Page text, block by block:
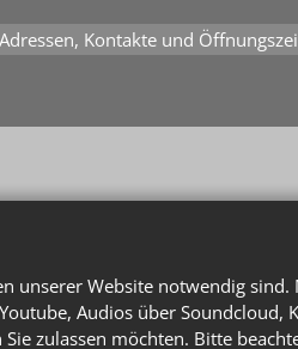
unserer Website notwendig sind.
Audios über Soundcloud,
zulassen möchten. Bitte
Adressen, Kontakte und